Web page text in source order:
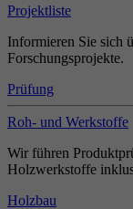
Projektliste
Informieren Sie sich
Forschungsprojekte.
Prüfung
Roh- und Werkstoffe
Wir führen
Holzwerkstoffe
Holzbau